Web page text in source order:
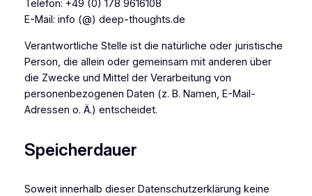
Telefon: +49 (0) 178 9616108
E-Mail: info (@) deep-thoughts.de
Verantwortliche Stelle ist die natürliche oder juristische
Person, die allein oder gemeinsam mit anderen über
die Zwecke und Mittel der Verarbeitung von
personenbezogenen Daten (z. B. Namen, E-Mail-
Adressen o. Ä.) entscheidet.
Speicherdauer
Soweit innerhalb dieser Datenschutzerklärung keine